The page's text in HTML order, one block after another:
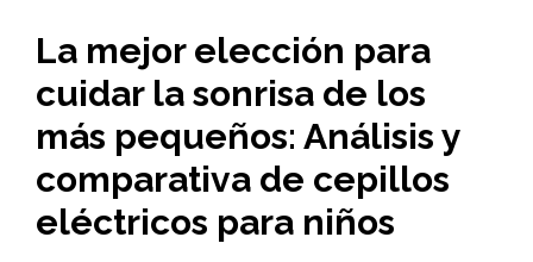
La mejor elección para
cuidar la sonrisa de los
más pequeños: Análisis y
comparativa de cepillos
eléctricos para niños